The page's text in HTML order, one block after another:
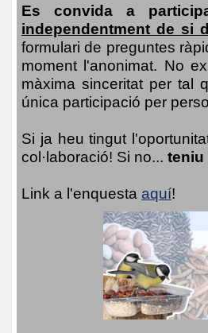
Es convida a
independentment de si
formulari de preguntes
moment l'anonimat. No
màxima sinceritat per tal
única participació per
Si ja heu tingut
col·laboració! Si no... teniu
Link a l'enquesta aquí!